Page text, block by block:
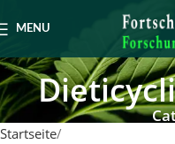
MENU
Startseite